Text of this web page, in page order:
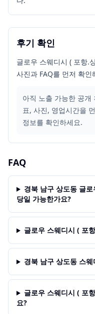
후기 확인
글로우 스웨디시 ( 포항.
사진과 FAQ를 먼저 확인
아직 노출 가능한 공개
표, 사진, 영업시간을
정보를 확인하세요.
FAQ
경북 남구 상도동 글
당일 가능한가요?
글로우 스웨디시 ( 포
경북 남구 상도동 스
글로우 스웨디시 ( 포
요?